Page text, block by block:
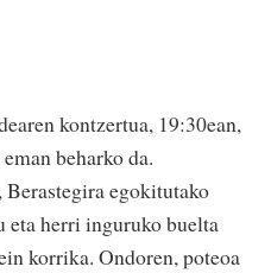
kontzertua, 19:30ean,
beharko da.
Berastegira egokitutako
herri inguruko buelta
korrika. Ondoren, poteoa